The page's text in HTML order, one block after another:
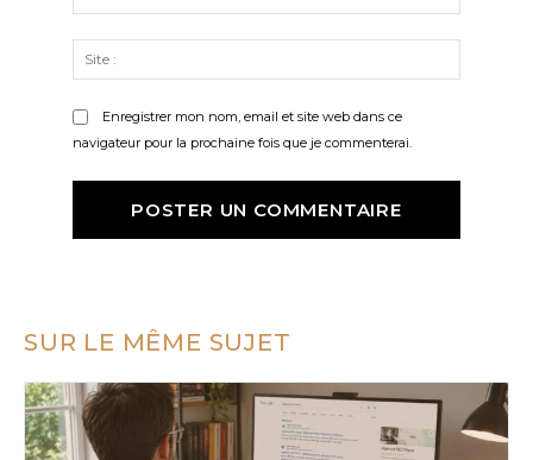
Enregistrer mon nom, email et site web dans ce
navigateur pour la prochaine fois que je commenterai.
SUR LE MÊME SUJET